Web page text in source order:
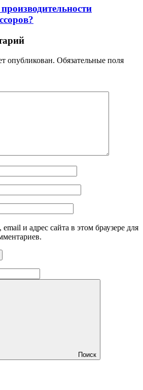
опубликован. Обязательные поля
и адрес сайта в этом браузере для
Поиск